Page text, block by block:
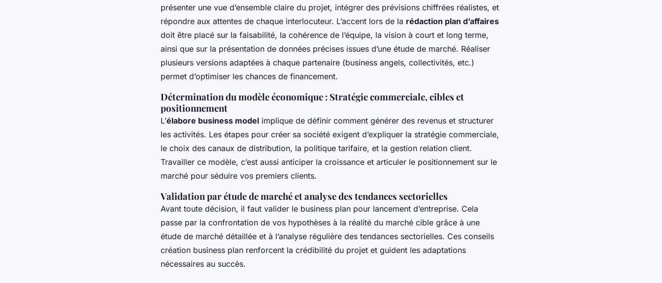
présenter une vue d’ensemble claire du projet, intégrer des prévisions chiffrées réalistes, et
répondre aux attentes de chaque interlocuteur. L’accent lors de la rédaction plan d’affaires
doit être placé sur la faisabilité, la cohérence de l’équipe, la vision à court et long terme,
ainsi que sur la présentation de données précises issues d’une étude de marché. Réaliser
plusieurs versions adaptées à chaque partenaire (business angels, collectivités, etc.)
permet d’optimiser les chances de financement.
Détermination du modèle économique : Stratégie commerciale, cibles et
positionnement
L’élabore business model implique de définir comment générer des revenus et structurer
les activités. Les étapes pour créer sa société exigent d’expliquer la stratégie commerciale,
le choix des canaux de distribution, la politique tarifaire, et la gestion relation client.
Travailler ce modèle, c’est aussi anticiper la croissance et articuler le positionnement sur le
marché pour séduire vos premiers clients.
Validation par étude de marché et analyse des tendances sectorielles
Avant toute décision, il faut valider le business plan pour lancement d’entreprise. Cela
passe par la confrontation de vos hypothèses à la réalité du marché cible grâce à une
étude de marché détaillée et à l’analyse régulière des tendances sectorielles. Ces conseils
création business plan renforcent la crédibilité du projet et guident les adaptations
nécessaires au succès.